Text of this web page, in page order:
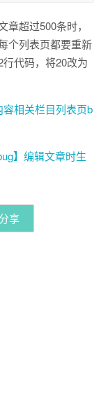
超过500条时，
个列表页都要重新
代码，将20改为
相关栏目列表页b
】编辑文章时生
分享